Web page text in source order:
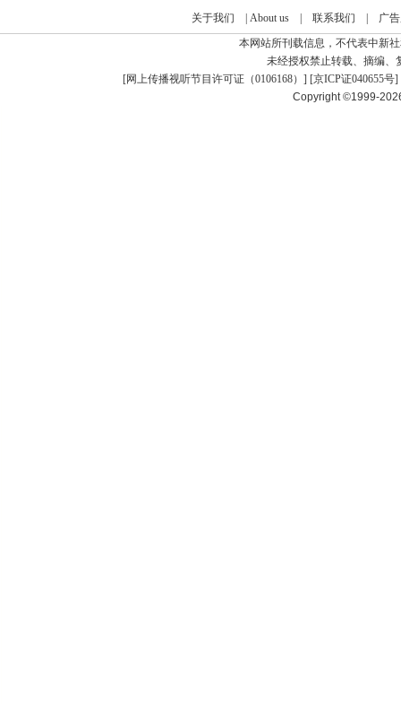
关于我们 About us| 联系我们
广
本网站所刊载信息，不代表中新
未经授权禁止转载、摘编、
[网上传播视听节目许可证（0106168） ] [京ICP证040655号]
Copyright ©1999-